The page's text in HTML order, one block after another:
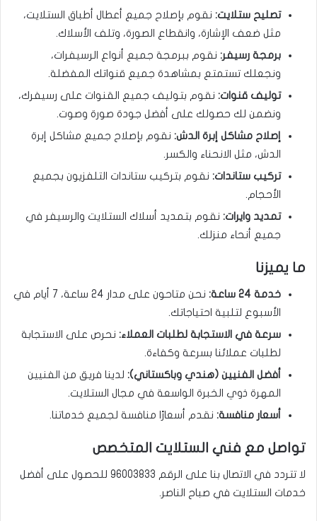
تصليح ستلايت: نقوم بإصلاح جميع أعطال أطباق الستلايت،
مثل ضعف الإشارة، وانقطاع الصورة، وتلف الأسلاك.
برمجة رسيفر: نقوم ببرمجة جميع أنواع الرسيفرات،
ونجعلك تستمتع بمشاهدة جميع قنواتك المفضلة.
توليف قنوات: نقوم بتوليف جميع القنوات على رسيفرك،
ونضمن لك حصولك على أفضل جودة صورة وصوت.
إصلاح مشاكل إبرة الدش: نقوم بإصلاح جميع مشاكل إبرة
الدش، مثل الانحناء والكسر.
تركيب ستاندات: نقوم بتركيب ستاندات التلفزيون بجميع
الأحجام.
تمديد وايرات: نقوم بتمديد أسلاك الستلايت والرسيفر في
جميع أنحاء منزلك.
ما يميزنا
خدمة 24 ساعة:
نحن متاحون على مدار 24 ساعة، 7 أيام في
الأسبوع لتلبية احتياجاتك.
سرعة في الاستجابة لطلبات العملاء: نحرص على الاستجابة
لطلبات عملائنا بسرعة وكفاءة.
أفضل الفنيين (هندي وباكستاني): لدينا فريق من الفنيين
المهرة ذوي الخبرة الواسعة في مجال الستلايت.
أسعار منافسة: نقدم أسعارًا منافسة لجميع خدماتنا.
تواصل مع فني الستلايت المتخصص
لا تتردد في الاتصال بنا على الرقم 96003833 للحصول على أفضل
خدمات الستلايت في صباح الناصر.